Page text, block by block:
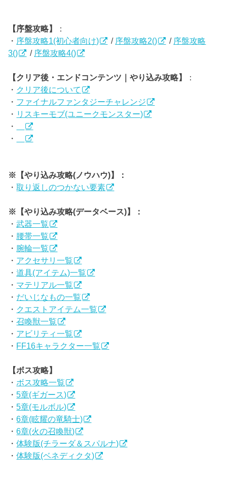
【序盤攻略】
：
・ 序盤攻略1(初心者向け) / 序盤攻略2() / 序盤攻略
3()
/ 序盤攻略4()
【クリア後・エンドコンテンツ｜やり込み攻略】
：
・ クリア後について
・ ファイナルファンタジーチャレンジ
・ リスキーモブ(ユニークモンスター)
・
・
※【やり込み攻略(ノウハウ)】：
・取り返しのつかない要素
※【やり込み攻略(データベース)】：
・武器一覧
・ 腰帯一覧
・ 腕輪一覧
・ アクセサリ一覧
・道具(アイテム)一覧
・ マテリアル一覧
・ だいじなもの一覧
・ クエストアイテム一覧
・召喚獣一覧
・ アビリティ一覧
・ FF16キャラクター一覧
【ボス攻略】
・ ボス攻略一覧
・5章(ギガース)
・5章(モルボル)
・6章(眩耀の竜騎士)
・6章(火の召喚獣)
・体験版(チラーダ＆スパルナ)
・体験版(ベネディクタ)